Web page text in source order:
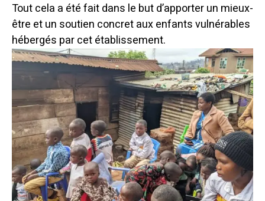
Tout cela a été fait dans le but d’apporter un mieux-
être et un soutien concret aux enfants vulnérables
hébergés par cet établissement.